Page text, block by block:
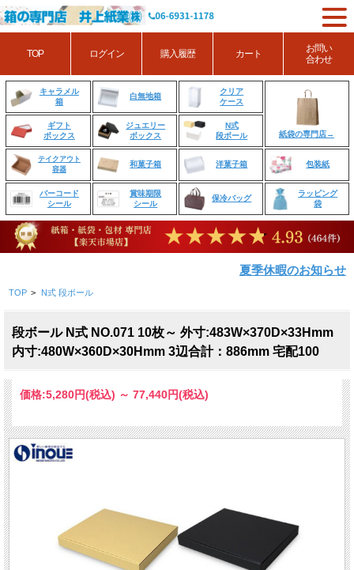
キャラメル
箱
白無地箱
クリア
ケース
紙袋の専門店→
ギフト
ボックス
ジュエリー
ボックス
N式
段ボール
テイクアウト
容器
和菓子箱 洋菓子箱 包装紙
バーコード
シール
賞味期限
シール
保冷バッグ
ラッピング
袋
夏季休暇のお知らせ
TOP > N式 段ボール
段ボール N式 NO.071 10枚～ 外寸:483W×370D×33Hmm
内寸:480W×360D×30Hmm 3辺合計：886mm 宅配100
価格:5,280円(税込) ～ 77,440円(税込)
TOP ログイン 購入履歴 カート
お問い
合わせ